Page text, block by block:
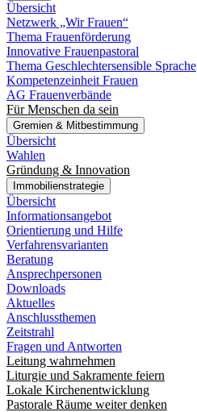
Übersicht
Netzwerk „Wir Frauen“
Thema Frauenförderung
Innovative Frauenpastoral
Thema Geschlechtersensible Sprache
Kompetenzeinheit Frauen
AG Frauenverbände
Für Menschen da sein
Gremien & Mitbestimmung
Übersicht
Wahlen
Gründung & Innovation
Immobilienstrategie
Übersicht
Informationsangebot
Orientierung und Hilfe
Verfahrensvarianten
Beratung
Ansprechpersonen
Downloads
Aktuelles
Anschlussthemen
Zeitstrahl
Fragen und Antworten
Leitung wahrnehmen
Liturgie und Sakramente feiern
Lokale Kirchenentwicklung
Pastorale Räume weiter denken